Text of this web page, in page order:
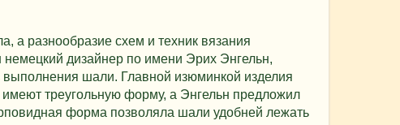
а разнообразие схем и техник вязания
дизайнер по имени Эрих Энгельн,
выполнения шали. Главной изюминкой изделия
треугольную форму, а Энгельн предложил
форма позволяла шали удобней лежать